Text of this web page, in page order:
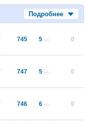
Подробнее
745 5 м/с 0
747 5 м/с 0
746 6 м/с 0